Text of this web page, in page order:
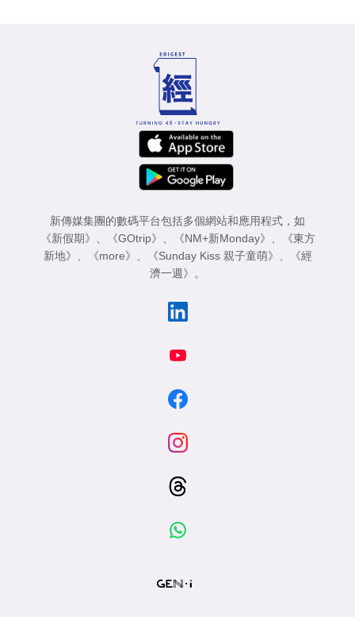
新傳媒集團的數碼平台包括多個網站和應用程式，如
《新假期》
《GOtrip》 《NM+新Monday》
《東方
新地》
《more》 《Sunday Kiss 親子童萌》
《經
濟一週》
。